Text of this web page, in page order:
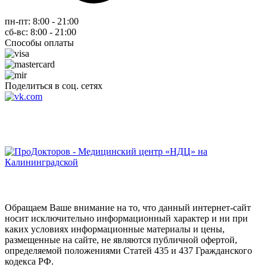
пн-пт: 8:00 - 21:00
сб-вс: 8:00 - 21:00
Способы оплаты
Поделиться в соц. сетях
Обращаем Ваше внимание на то, что данный интернет-сайт
носит исключительно информационный характер и ни при
каких условиях информационные материалы и цены,
размещенные на сайте, не являются публичной офертой,
определяемой положениями Статей 435 и 437 Гражданского
кодекса РФ.